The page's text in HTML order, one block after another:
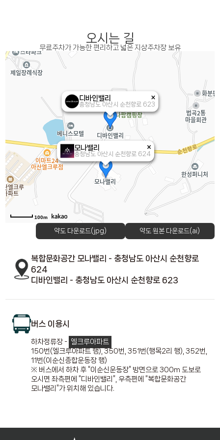
오시는 길
무료주차가 가능한 편리하고 넓은 지상주차장 보유
디바인밸리
충청남도 아산시 순천향로 623
모나밸리
충청남도 아산시 순천향로 624
100m
약도 다운로드(jpg) 약도 원본 다운로드(ai)
복합문화공간 모나밸리 - 충청남도 아산시 순천향로
624
디바인밸리 - 충청남도 아산시 순천향로 623
버스 이용시
하차정류장 - 엘크루아파트
150번(엘크루아파트 행), 350번, 351번(행목2리 행), 352번,
11번(이순신종합운동장 행)
※ 버스에서 하차 후 “이순신운동장” 방면으로 300m 도보로
오시면 좌측편에 “디바인밸리”, 우측편에 “복합문화공간
모나밸리”가 위치해 있습니다.